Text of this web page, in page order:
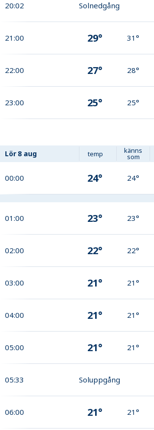
20:02 Solnedgång
21:00 29° 31°
22:00 27° 28°
23:00 25° 25°
Lör 8 aug temp känns
som
00:00 24° 24°
01:00 23° 23°
02:00 22° 22°
03:00 21° 21°
04:00 21° 21°
05:00 21° 21°
05:33 Soluppgång
06:00 21° 21°